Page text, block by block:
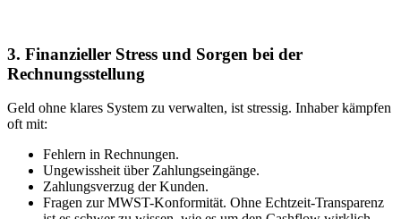
3. Finanzieller Stress und Sorgen bei der
Rechnungsstellung
Geld ohne klares System zu verwalten, ist stressig. Inhaber kämpfen
oft mit:
Fehlern in Rechnungen.
Ungewissheit über Zahlungseingänge.
Zahlungsverzug der Kunden.
Fragen zur MWST-Konformität. Ohne Echtzeit-Transparenz